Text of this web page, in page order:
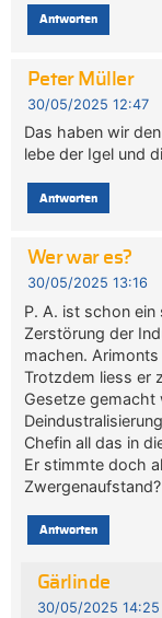
Antworten
Peter Müller
30/05/2025 12:47
Das haben wir
lebe der Igel und
Antworten
Wer war es?
30/05/2025 13:16
P. A. ist schon
Zerstörung der
machen.
Trotzdem liess er
Gesetze gemacht
Chefin all das in
Er stimmte doch
Zwergenaufstand?
Antworten
Gärlinde
30/05/2025 14:25